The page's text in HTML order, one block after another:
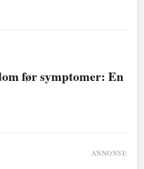
før symptomer: En
ANNONSE